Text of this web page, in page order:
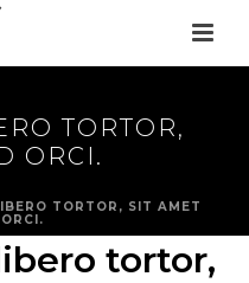
TORTOR,
ORCI.
TORTOR, SIT AMET
tortor,